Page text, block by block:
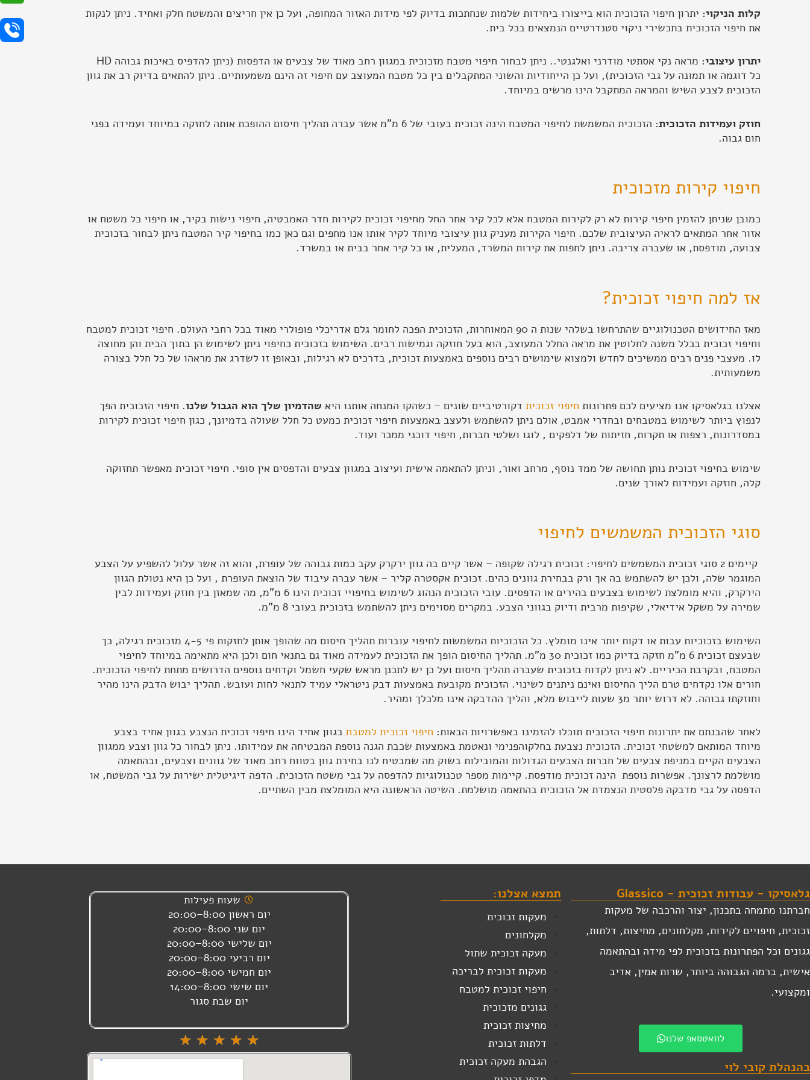
קלות הניקוי: יתרון חיפוי הזכוכית הוא בייצורו ביחידות שלמות שנחתכות בדיוק לפי מידות האזור המחופה, ועל כן אין חריצים והמשטח חלק ואחיד. ניתן לנקות
את חיפוי הזכוכית בתכשירי ניקוי סטנדרטיים הנמצאים בכל בית.
יתרון עיצובי:
מראה נקי אסתטי מודרני ואלגנטי.. ניתן לבחור חיפוי מטבח מזכוכית במגוון רחב מאוד של צבעים או הדפסות (ניתן להדפיס באיכות גבוהה HD
כל דוגמה או תמונה על גבי הזכוכית), ועל כן הייחודיות והשוני המתקבלים בין כל מטבח המעוצב עם חיפוי זה הינם משמעותיים. ניתן להתאים בדיוק רב את גוון
הזכוכית לצבע השיש והמראה המתקבל הינו מרשים במיוחד.
חוזק ועמידות הזכוכית:
הזכוכית המשמשת לחיפוי המטבח הינה זכוכית בעובי של 6 מ"מ אשר עברה תהליך חיסום ההופכת אותה לחזקה במיוחד ועמידה בפני
חום גבוה.
חיפוי קירות מזכוכית
כמובן שניתן להזמין חיפוי קירות לא רק לקירות המטבח אלא לכל קיר אחר החל מחיפוי זכוכית לקירות חדר האמבטיה, חיפוי נישות בקיר, או חיפוי כל משטח או
אזור אחר המתאים לראיה העיצובית שלכם. חיפוי הקירות מעניק גוון עיצובי מיוחד לקיר אותו אנו מחפים וגם כאן כמו בחיפוי קיר המטבח ניתן לבחור בזכוכית
צבועה, מודפסת, או שעברה צריבה. ניתן לחפות את קירות המשרד, המעלית, או כל קיר אחר בבית או במשרד.
אז למה חיפוי זכוכית?
מאז החידושים הטכנולוגיים שהתרחשו בשלהי שנות ה 90 המאוחרות, הזכוכית הפכה לחומר גלם אדריכלי פופולרי מאוד בכל רחבי העולם. חיפוי זכוכית למטבח
וחיפוי זכוכית בכלל משנה לחלוטין את מראה החלל המעוצב, הוא בעל חוזקה וגמישות רבים. השימוש בזכוכית כחיפוי ניתן לשימוש הן בתוך הבית והן מחוצה
לו. מעצבי פנים רבים ממשיכים לחדש ולמצוא שימושים רבים נוספים באמצעות זכוכית, בדרכים לא רגילות, ובאופן זו לשדרג את מראהו של כל חלל בצורה
משמעותית.
אצלנו בגלאסיקו אנו מציעים לכם פתרונות חיפוי זכוכית דקורטיביים שונים – כשהקו המנחה אותנו היא שהדמיון שלך הוא הגבול שלנו. חיפוי הזכוכית הפך
לנפוץ ביותר לשימוש במטבחים ובחדרי אמבט, אולם ניתן להשתמש ולעצב באמצעות חיפוי זכוכית כמעט כל חלל שעולה בדמיונך, כגון חיפוי זכוכית לקירות
במסדרונות, רצפות או תקרות, חזיתות של דלפקים , לוגו ושלטי חברות, חיפוי דוכני ממכר ועוד.
שימוש בחיפוי זכוכית נותן תחושה של ממד נוסף, מרחב ואור, וניתן להתאמה אישית ועיצוב במגוון צבעים והדפסים אין סופי. חיפוי זכוכית מאפשר תחזוקה
קלה, חוזקה ועמידות לאורך שנים.
סוגי הזכוכית המשמשים לחיפוי
קיימים 2 סוגי זכוכית המשמשים לחיפוי: זכוכית רגילה שקופה – אשר קיים בה גוון ירקרק עקב כמות גבוהה של עופרת, והוא זה אשר עלול להשפיע על הצבע
המוגמר שלה, ולכן יש להשתמש בה אך ורק בבחירת גוונים כהים. זכוכית אקסטרה קליר – אשר עברה עיבוד של הוצאת העופרת , ועל כן היא נטולת הגוון
הירקרק, והיא מומלצת לשימוש בצבעים בהירים או הדפסים. עובי הזכוכית הנהוג לשימוש בחיפויי זכוכית הינו 6 מ"מ, מה שמאזן בין חוזק ועמידות לבין
שמירה על משקל אידיאלי, שקיפות מרבית ודיוק בגווני הצבע. במקרים מסוימים ניתן להשתמש בזכוכית בעובי 8 מ"מ.
השימוש בזכוכיות עבות או דקות יותר אינו מומלץ. כל הזכוכיות המשמשות לחיפוי עוברות תהליך חיסום מה שהופך אותן לחזקות פי 4-5 מזכוכית רגילה, כך
שבעצם זכוכית 6 מ"מ חזקה בדיוק כמו זכוכית 30 מ"מ. תהליך החיסום הופך את הזכוכית לעמידה מאוד גם בתנאי חום ולכן היא מתאימה במיוחד לחיפוי
המטבח, ובקרבת הכיריים. לא ניתן לקדוח בזכוכית שעברה תהליך חיסום ועל כן יש לתכנן מראש שקעי חשמל וקדחים נוספים הדרושים מתחת לחיפוי הזכוכית.
חורים אלו נקדחים טרם הליך החיסום ואינם ניתנים לשינוי. הזכוכית מקובעת באמצעות דבק ניטראלי עמיד לתנאי לחות ועובש. תהליך יבוש הדבק הינו מהיר
וחוזקתו גבוהה. לא דרוש יותר מ3 שעות לייבוש מלא, והליך ההדבקה אינו מלכלך ומהיר.
לאחר שהבנתם את יתרונות חיפוי הזכוכית תוכלו להזמינו באפשרויות הבאות: חיפוי זכוכית למטבח בגוון אחיד הינו חיפוי זכוכית הנצבע בגוון אחיד בצבע
מיוחד המותאם למשטחי זכוכית. הזכוכית נצבעת בחלקוהפנימי ונאטמת באמצעות שכבת הגנה נוספת המבטיחה את עמידותו. ניתן לבחור כל גוון וצבע ממגוון
הצבעים הקיים במניפת צבעים של חברות הצבעים הגדולות והמובילות בשוק מה שמבטיח לנו בחירת גוון בטווח רחב מאוד של גוונים וצבעים, ובהתאמה
מושלמת לרצונך. אפשרות נוספת הינה זכוכית מודפסת. קיימות מספר טכנולוגיות להדפסה על גבי משטח הזכוכית. הדפה דיגיטלית ישירות על גבי המשטח, או
הדפסה על גבי מדבקה פלסטית הנצמדת אל הזכוכית בהתאמה מושלמת. השיטה הראשונה היא המומלצת מבין השתיים.
גלאסיקו - עבודות זכוכית - Glassico
חברתנו מתמחה בתכנון, יצור והרכבה של מעקות
זכוכית, חיפויים לקירות, מקלחונים, מחיצות, דלתות,
גגונים וכל הפתרונות בזכוכית לפי מידה ובהתאמה
אישית, ברמה הגבוהה ביותר, שרות אמין, אדיב
ומקצועי.
לוואטסאפ שלנו
בהנהלת קובי לוי
תמצא אצלנו:
מעקות זכוכית
מקלחונים
מעקה זכוכית שתול
מעקות זכוכית לבריכה
חיפוי זכוכית למטבח
גגונים מזכוכית
מחיצות זכוכית
דלתות זכוכית
הגבהת מעקה זכוכית
שעות פעילות
יום ראשון 8:00–20:00
יום שני 8:00–20:00
יום שלישי 8:00–20:00
יום רביעי 8:00–20:00
יום חמישי 8:00–20:00
יום שישי 8:00–14:00
יום שבת סגור
☆
☆
☆
☆
☆
5
מתוך